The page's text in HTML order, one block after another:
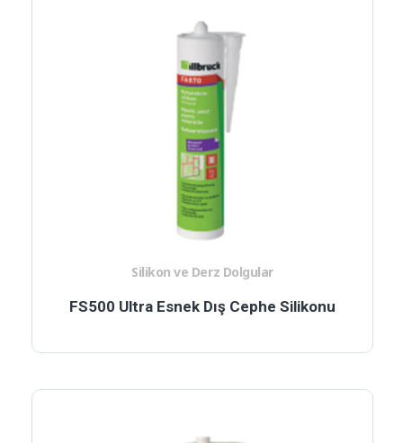
FS500 Ultra Esnek Dış Cephe Silikonu
Silikon ve Derz Dolgular